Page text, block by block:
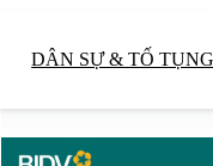
DÂN SỰ & TỐ